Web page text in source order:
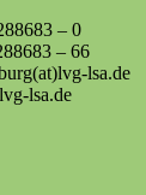
– 0
– 66
lsa.de
lsa.de